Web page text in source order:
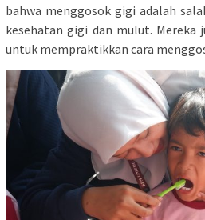
bahwa menggosok gigi adalah
kesehatan gigi dan mulut. Mereka
untuk mempraktikkan cara